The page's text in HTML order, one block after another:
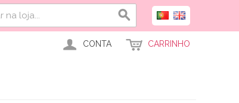
CONTA CARRINHO